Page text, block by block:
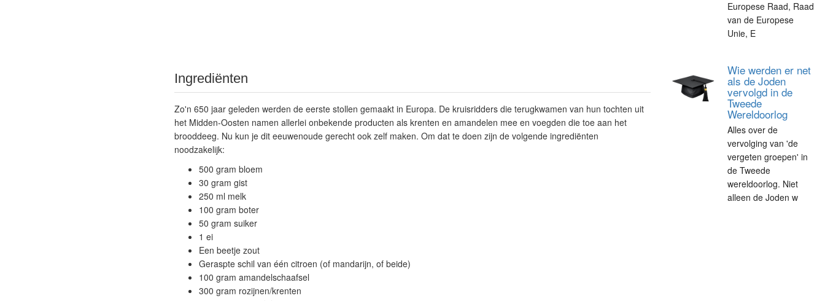
Ingrediënten
Zo'n 650 jaar geleden werden de eerste stollen gemaakt in Europa. De kruisridders die terugkwamen van hun tochten uit
het Midden-Oosten namen allerlei onbekende producten als krenten en amandelen mee en voegden die toe aan het
brooddeeg. Nu kun je dit eeuwenoude gerecht ook zelf maken. Om dat te doen zijn de volgende ingrediënten
noodzakelijk:
500 gram bloem
30 gram gist
250 ml melk
100 gram boter
50 gram suiker
1 ei
Een beetje zout
Geraspte schil van één citroen (of mandarijn, of beide)
100 gram amandelschaafsel
300 gram rozijnen/krenten
Europese Raad, Raad
van de Europese
Unie, E
Wie werden er net
als de Joden
vervolgd in de
Tweede
Wereldoorlog
Alles over de
vervolging van 'de
vergeten groepen' in
de Tweede
wereldoorlog. Niet
alleen de Joden w